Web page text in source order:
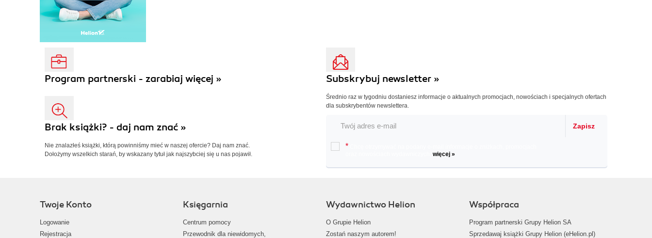
Program partnerski - zarabiaj więcej »
Brak książki? - daj nam znać »
Nie znalazłeś książki, którą powinniśmy mieć w naszej ofercie? Daj nam znać.
Dołożymy wszelkich starań, by wskazany tytuł jak najszybciej się u nas pojawił.
Subskrybuj newsletter »
Średnio raz w tygodniu dostaniesz informacje o aktualnych promocjach, nowościach i specjalnych ofertach
dla subskrybentów newslettera.
Zapisz
*
więcej »
Twoje Konto
Logowanie
Rejestracja
Księgarnia
Centrum pomocy
Przewodnik dla niewidomych,
Wydawnictwo Helion
O Grupie Helion
Zostań naszym autorem!
Współpraca
Program partnerski Grupy Helion SA
Sprzedawaj książki Grupy Helion (eHelion.pl)